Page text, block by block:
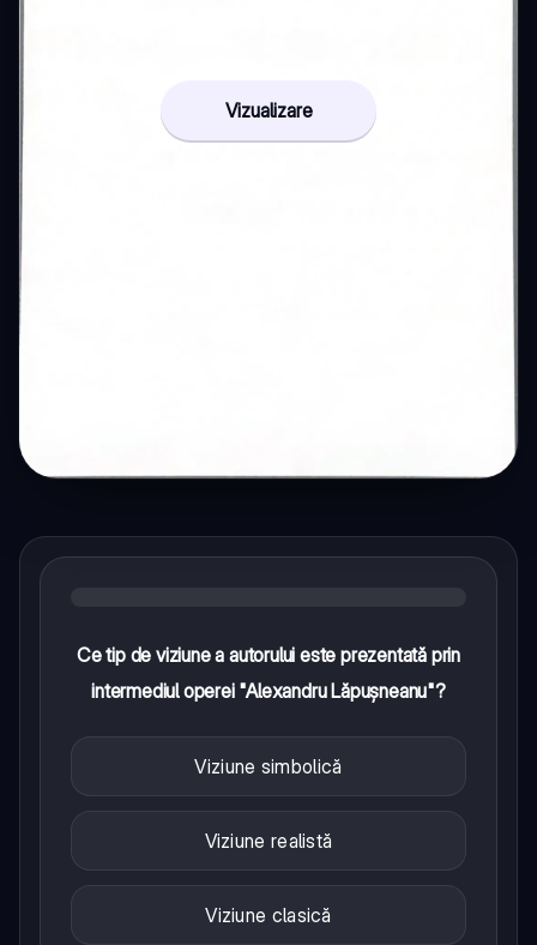
Vizualizare
Ce tip de viziune a autorului este prezentată prin
intermediul operei "Alexandru Lăpușneanu"?
Viziune simbolică
Viziune realistă
Viziune clasică